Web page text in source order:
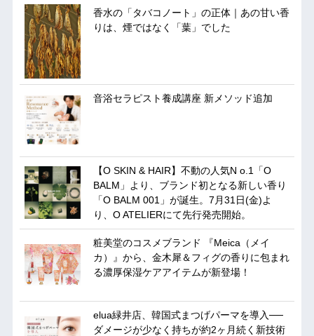
香水の「タバコノート」の正体｜あの甘い香
りは、煙ではなく「葉」でした
音浴セラピスト養成講座 新メソッド追加
【O SKIN & HAIR】不動の人気N o.1「O
BALM」より、ブランド初となる新しい香り
「O BALM 001」が誕生。7月31日(金)よ
り、O ATELIERにて先行発売開始。
粧美堂のコスメブランド 『Meica（メイ
カ）』から、金木犀＆フィグの香りに包まれ
る濃厚保湿ケアアイテムが新登場！
elua緑井店、韓国式まつげパーマを導入──
ダメージが少なく持ちが約2ヶ月続く新技術